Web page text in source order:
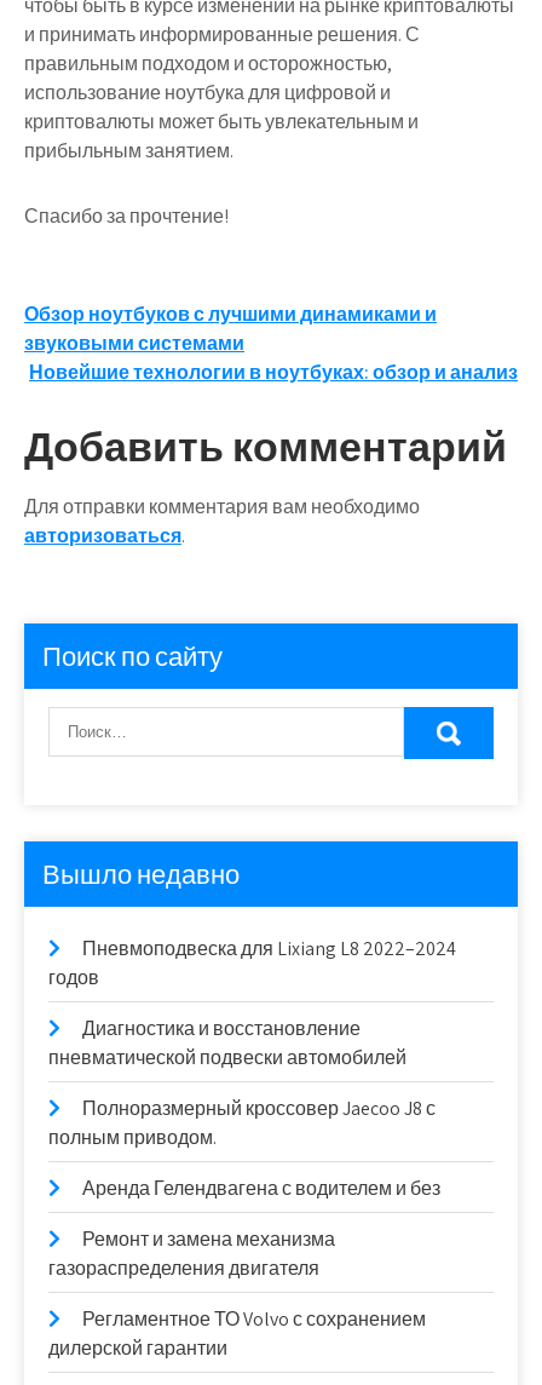
чтобы быть в курсе изменений на рынке криптовалюты
и принимать информированные решения. С
правильным подходом и осторожностью,
использование ноутбука для цифровой и
криптовалюты может быть увлекательным и
прибыльным занятием.
Спасибо за прочтение!
Навигация
по
Обзор ноутбуков с лучшими динамиками и
звуковыми системами
Новейшие технологии в ноутбуках: обзор и анализ
Добавить комментарий
Для отправки комментария вам необходимо
авторизоваться.
Поиск по сайту
Вышло недавно
Пневмоподвеска для Lixiang L8 2022–2024
годов
Диагностика и восстановление
пневматической подвески автомобилей
Полноразмерный кроссовер Jaecoo J8 с
полным приводом.
Аренда Гелендвагена с водителем и без
Ремонт и замена механизма
газораспределения двигателя
Регламентное ТО Volvo с сохранением
дилерской гарантии